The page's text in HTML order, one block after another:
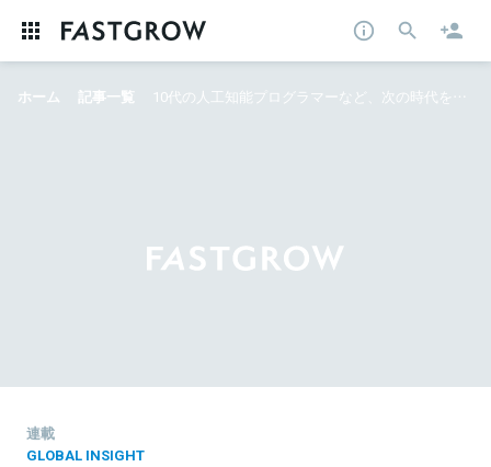
ホーム 記事一覧 10代の人工知能プログラマーなど、次の時代を担う 若きZ世代デジタルネイティブたち
連載
GLOBAL INSIGHT